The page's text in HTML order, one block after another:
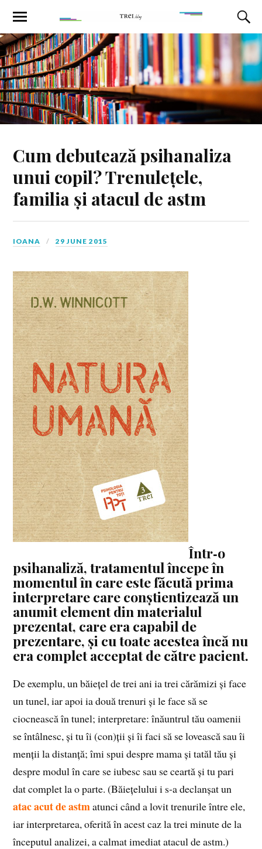
Cum debutează psihanaliza
unui copil? Trenulețele,
familia și atacul de astm
IOANA 29 JUNE 2015
Într‑o
psihanaliză, tratamentul începe în
momentul în care este făcută prima
interpretare care conștientizează un
anumit element din materialul
prezentat, care era capabil de
prezentare, și cu toate acestea încă nu
era complet acceptat de către pacient.
De exemplu, un băiețel de trei ani ia trei cărămizi și face
un tunel, iar apoi ia două trenuri și le face să se
ciocnească în tunel; interpretare: înăuntrul tău oamenii
se întâlnesc, și tu îi (con)ții și îi faci să se lovească sau îi
menții la distanță; îmi spui despre mama și tatăl tău și
despre modul în care se iubesc sau se ceartă și tu pari
dat complet la o parte. (Băiețelului i s‑a declanșat un
atac acut de astmatunci când a lovit trenurile între ele,
iar interpretarea, oferită în acest caz la trei minute de la
începutul analizei, a calmat imediat atacul de astm.)